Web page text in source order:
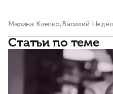
Марина Клепко,Василий
Статьи по теме